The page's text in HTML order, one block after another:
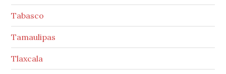
Tabasco
Tamaulipas
Tlaxcala